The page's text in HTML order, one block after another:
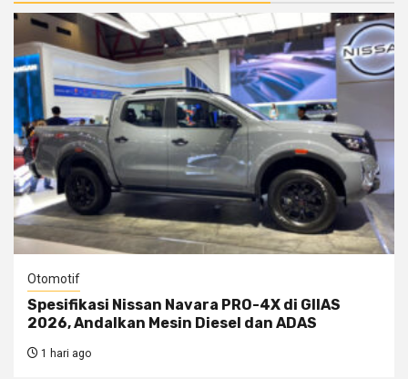
Otomotif
Spesifikasi Nissan Navara PRO-4X di GIIAS
2026, Andalkan Mesin Diesel dan ADAS
1 hari ago